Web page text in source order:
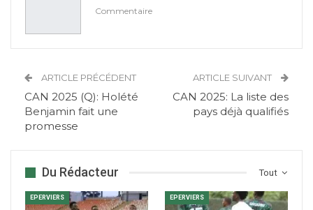
Commentaire
ARTICLE PRÉCÉDENT
CAN 2025 (Q): Holété
Benjamin fait une
promesse
ARTICLE SUIVANT
CAN 2025: La liste des
pays déjà qualifiés
Tout
Du Rédacteur
EPERVIERS EPERVIERS